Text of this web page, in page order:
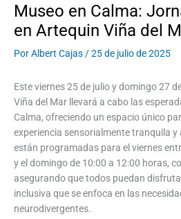
Museo en Calma:
en Artequin Viña del
PorAlbert Cajas /25 de julio de 2025
Este viernes 25 de julio y domingo 27
Viña del Mar llevará a cabo las
Calma, ofreciendo un espacio único
experiencia sensorialmente tranquila
están programadas para el viernes
y el domingo de 10:00 a 12:00 horas,
asegurando que todos puedan
inclusiva que se enfoca en las
neurodivergentes.